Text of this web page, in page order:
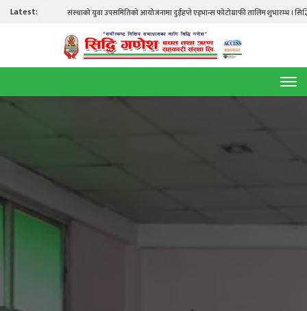
Latest: संस्थाको युवा उपसमितिको आयोजनामा दुईहप्ते एड्भान्स फोटोग्राफी तालिम शुभारम्भ । सिद्धि गणेश